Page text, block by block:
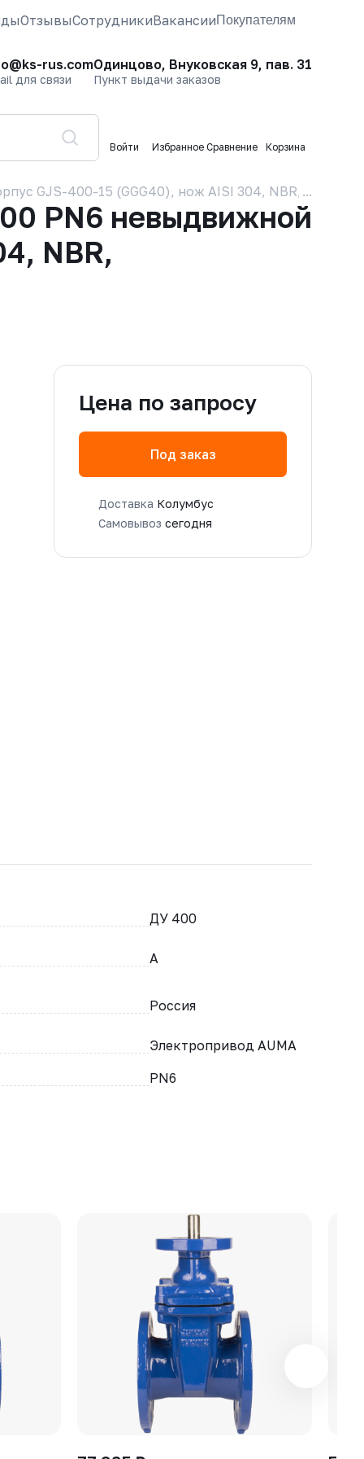
ОтзывыСотрудникиВакансииПокупателям
rus.com
для связи
Одинцово, Внуковская 9, пав. 31
Пункт выдачи заказов
Войти Избранное Сравнение Корзина
GJS-400-15 (GGG40), нож AISI 304, NBR,
PN6 невыдвижной
NBR,
Цена по запросу
Под заказ
Доставка Колумбус
Самовывоз сегодня
ДУ 400
A
Россия
Электропривод AUMA
PN6